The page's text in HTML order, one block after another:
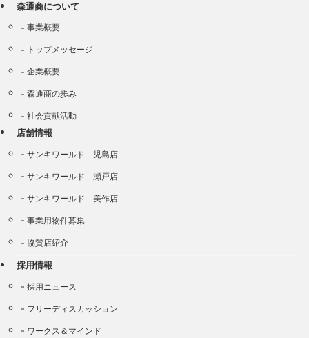
森通商について
事業概要
トップメッセージ
企業概要
森通商の歩み
社会貢献活動
店舗情報
サンキワールド 児島店
サンキワールド 瀬戸店
サンキワールド 美作店
事業用物件募集
協賛店紹介
採用情報
採用ニュース
フリーディスカッション
ワークス＆マインド